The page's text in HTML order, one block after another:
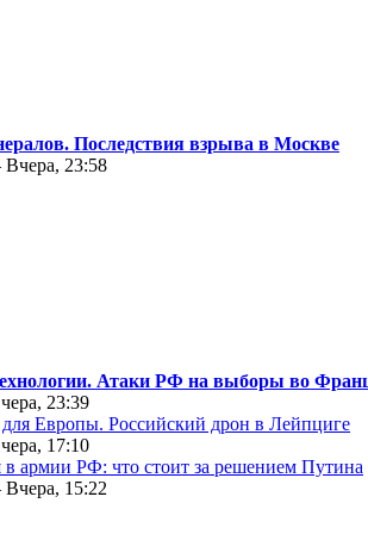
Последствия взрыва в Москве
23:58
Атаки РФ на выборы во
23:39
Европы. Российский дрон в Лейпциге
17:10
армии РФ: что стоит за решением Путина
15:22